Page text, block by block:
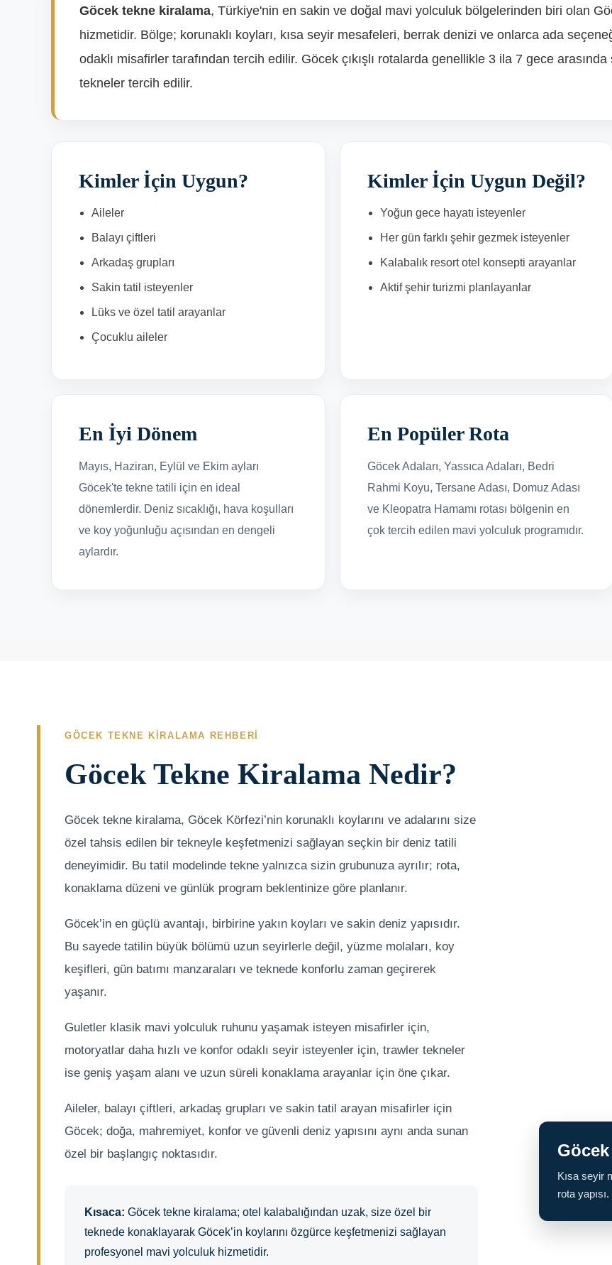
Göcek tekne kiralama, Türkiye'nin en sakin ve doğal mavi yolculuk bölgelerinden biri olan
hizmetidir. Bölge; korunaklı koyları, kısa seyir mesafeleri, berrak denizi ve onlarca ada
odaklı misafirler tarafından tercih edilir. Göcek çıkışlı rotalarda genellikle 3 ila 7 gece
tekneler tercih edilir.
Kimler İçin Uygun?
Aileler
Balayı çiftleri
Arkadaş grupları
Sakin tatil isteyenler
Lüks ve özel tatil arayanlar
Çocuklu aileler
Kimler İçin Uygun Değil?
Yoğun gece hayatı isteyenler
Her gün farklı şehir gezmek isteyenler
Kalabalık resort otel konsepti arayanlar
Aktif şehir turizmi planlayanlar
En İyi Dönem
Mayıs, Haziran, Eylül ve Ekim ayları
Göcek'te tekne tatili için en ideal
dönemlerdir. Deniz sıcaklığı, hava koşulları
ve koy yoğunluğu açısından en dengeli
aylardır.
En Popüler Rota
Göcek Adaları, Yassıca Adaları, Bedri
Rahmi Koyu, Tersane Adası, Domuz Adası
ve Kleopatra Hamamı rotası bölgenin en
çok tercih edilen mavi yolculuk programıdır.
GÖCEK TEKNE KIRALAMA REHBERI
Göcek Tekne Kiralama Nedir?
Göcek tekne kiralama, Göcek Körfezi’nin korunaklı koylarını ve adalarını size
özel tahsis edilen bir tekneyle keşfetmenizi sağlayan seçkin bir deniz tatili
deneyimidir. Bu tatil modelinde tekne yalnızca sizin grubunuza ayrılır; rota,
konaklama düzeni ve günlük program beklentinize göre planlanır.
Göcek’in en güçlü avantajı, birbirine yakın koyları ve sakin deniz yapısıdır.
Bu sayede tatilin büyük bölümü uzun seyirlerle değil, yüzme molaları, koy
keşifleri, gün batımı manzaraları ve teknede konforlu zaman geçirerek
yaşanır.
Guletler klasik mavi yolculuk ruhunu yaşamak isteyen misafirler için,
motoryatlar daha hızlı ve konfor odaklı seyir isteyenler için, trawler tekneler
ise geniş yaşam alanı ve uzun süreli konaklama arayanlar için öne çıkar.
Aileler, balayı çiftleri, arkadaş grupları ve sakin tatil arayan misafirler için
Göcek; doğa, mahremiyet, konfor ve güvenli deniz yapısını aynı anda sunan
özel bir başlangıç noktasıdır.
Kısaca: Göcek tekne kiralama; otel kalabalığından uzak, size özel bir
teknede konaklayarak Göcek’in koylarını özgürce keşfetmenizi sağlayan
profesyonel mavi yolculuk hizmetidir.
Kısa seyir
rota yapısı.